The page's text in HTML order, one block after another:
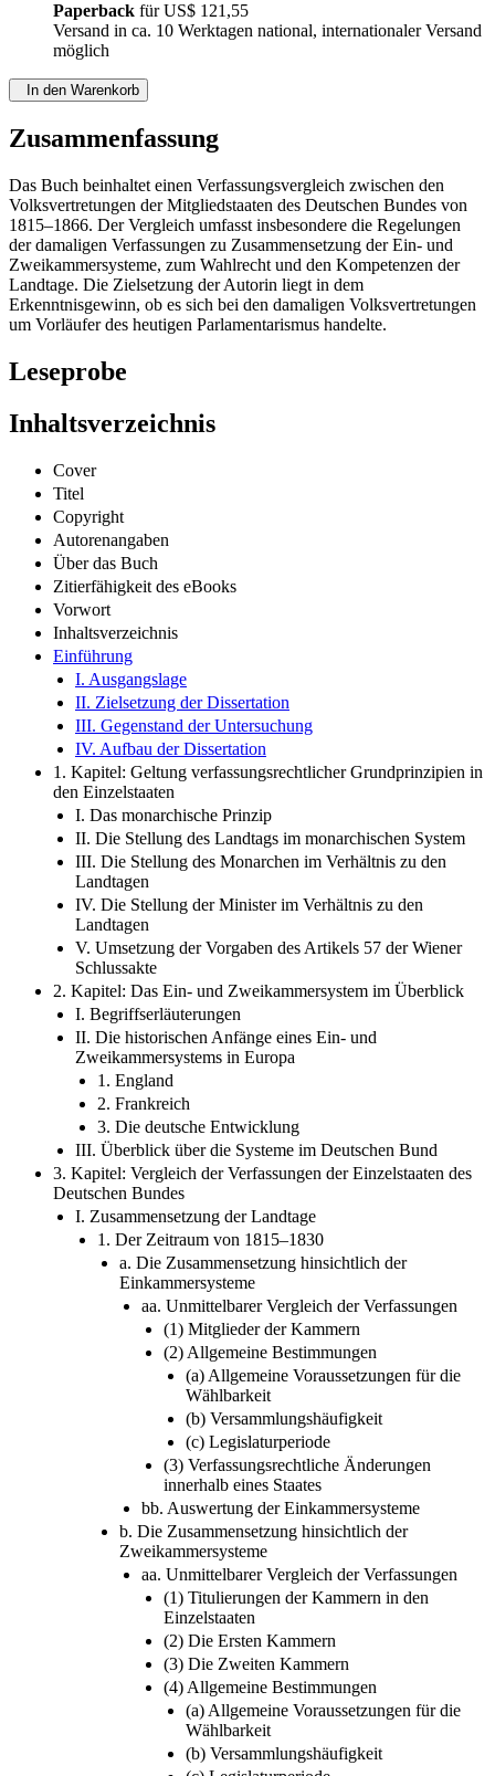
Paperback fürUS$ 121,55
Versand in ca. 10 Werktagen national, internationaler Versand
möglich
In den Warenkorb
Zusammenfassung
Das Buch beinhaltet einen Verfassungsvergleich zwischen den
Volksvertretungen der Mitgliedstaaten des Deutschen Bundes von
1815–1866. Der Vergleich umfasst insbesondere die Regelungen
der damaligen Verfassungen zu Zusammensetzung der Ein- und
Zweikammersysteme, zum Wahlrecht und den Kompetenzen der
Landtage. Die Zielsetzung der Autorin liegt in dem
Erkenntnisgewinn, ob es sich bei den damaligen Volksvertretungen
um Vorläufer des heutigen Parlamentarismus handelte.
Leseprobe
Inhaltsverzeichnis
Cover
Titel
Copyright
Autorenangaben
Über das Buch
Zitierfähigkeit des eBooks
Vorwort
Inhaltsverzeichnis
Einführung
I. Ausgangslage
II. Zielsetzung der Dissertation
III. Gegenstand der Untersuchung
IV. Aufbau der Dissertation
1. Kapitel: Geltung verfassungsrechtlicher Grundprinzipien in
den Einzelstaaten
I. Das monarchische Prinzip
II. Die Stellung des Landtags im monarchischen System
III. Die Stellung des Monarchen im Verhältnis zu den
Landtagen
IV. Die Stellung der Minister im Verhältnis zu den
Landtagen
V. Umsetzung der Vorgaben des Artikels 57 der Wiener
Schlussakte
2. Kapitel: Das Ein- und Zweikammersystem im Überblick
I. Begriffserläuterungen
II. Die historischen Anfänge eines Ein- und
Zweikammersystems in Europa
1. England
2. Frankreich
3. Die deutsche Entwicklung
III. Überblick über die Systeme im Deutschen Bund
3. Kapitel: Vergleich der Verfassungen der Einzelstaaten des
Deutschen Bundes
I. Zusammensetzung der Landtage
1. Der Zeitraum von 1815–1830
a. Die Zusammensetzung hinsichtlich der
Einkammersysteme
aa. Unmittelbarer Vergleich der Verfassungen
(1) Mitglieder der Kammern
(2) Allgemeine Bestimmungen
(a) Allgemeine Voraussetzungen für die
Wählbarkeit
(b) Versammlungshäufigkeit
(c) Legislaturperiode
(3) Verfassungsrechtliche Änderungen
innerhalb eines Staates
bb. Auswertung der Einkammersysteme
b. Die Zusammensetzung hinsichtlich der
Zweikammersysteme
aa. Unmittelbarer Vergleich der Verfassungen
(1) Titulierungen der Kammern in den
Einzelstaaten
(2) Die Ersten Kammern
(3) Die Zweiten Kammern
(4) Allgemeine Bestimmungen
(a) Allgemeine Voraussetzungen für die
Wählbarkeit
(b) Versammlungshäufigkeit